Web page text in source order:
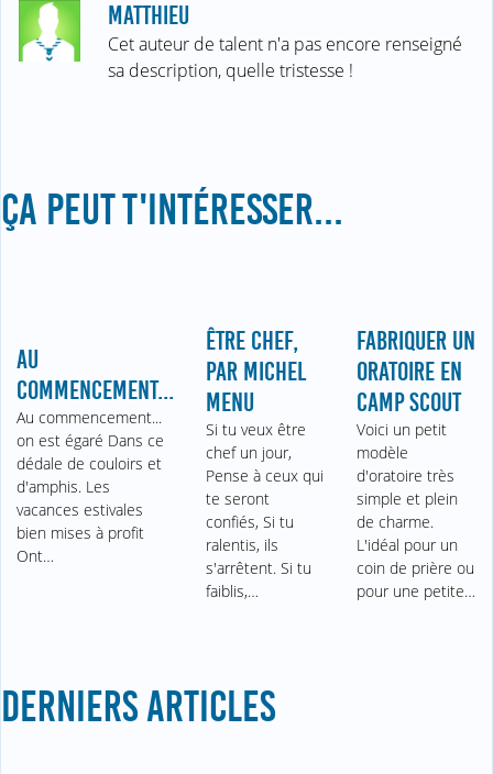
MATTHIEU
Cet auteur de talent n'a pas encore renseigné
sa description, quelle tristesse !
ÇA PEUT T'INTÉRESSER...
AU
COMMENCEMENT...
Au commencement...
on est égaré Dans ce
dédale de couloirs et
d'amphis. Les
vacances estivales
bien mises à profit
Ont…
ÊTRE CHEF,
PAR MICHEL
MENU
Si tu veux être
chef un jour,
Pense à ceux qui
te seront
confiés, Si tu
ralentis, ils
s'arrêtent. Si tu
faiblis,…
FABRIQUER UN
ORATOIRE EN
CAMP SCOUT
Voici un petit
modèle
d'oratoire très
simple et plein
de charme.
L'idéal pour un
coin de prière ou
pour une petite…
DERNIERS ARTICLES